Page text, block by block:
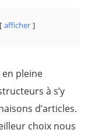
afficher
pleine
à s’y
d’articles.
choix nous